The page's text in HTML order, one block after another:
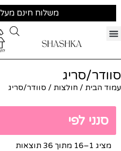
משלוח חינם מעל 199 ש״ח
סוודר/סריג
עמוד הבית / חולצות / סוודר/סריג
סנני לפי
מציג 1–16 מתוך 36 תוצאות